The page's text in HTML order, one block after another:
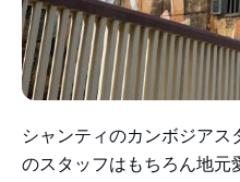
シャンティのカンボジア
のスタッフはもちろん地元